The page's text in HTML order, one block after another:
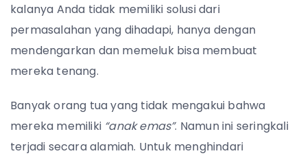
kalanya Anda tidak memiliki solusi dari
permasalahan yang dihadapi, hanya dengan
mendengarkan dan memeluk bisa membuat
mereka tenang.
Banyak orang tua yang tidak mengakui bahwa
mereka memiliki “anak emas”. Namun ini seringkali
terjadi secara alamiah. Untuk menghindari